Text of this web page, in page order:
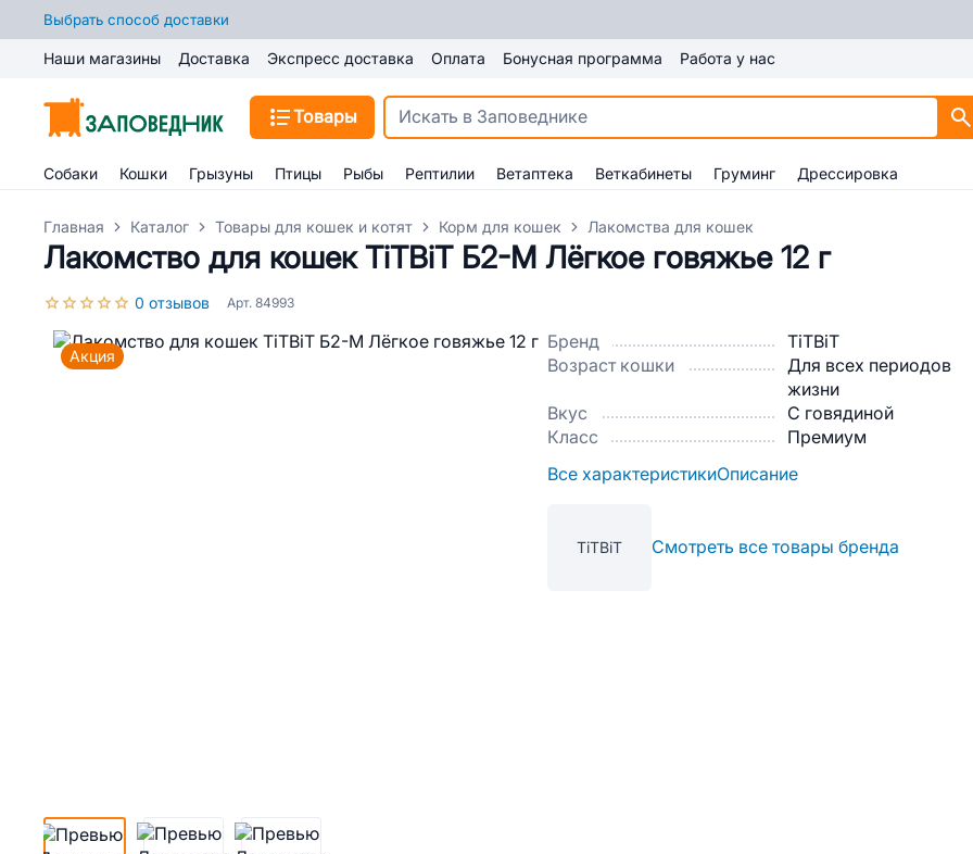
Выбрать способ доставки
Наши магазины Доставка Экспресс доставка Оплата Бонусная программа Работа у нас
Товары
Собаки Кошки Грызуны Птицы Рыбы Рептилии Ветаптека Веткабинеты Груминг Дрессировка
Главная Каталог Товары для кошек и котят Корм для кошек Лакомства для кошек
Лакомство для кошек TiTBiT Б2-М Лёгкое говяжье 12 г
0 отзывов Арт. 84993
Акция
Бренд
TiTBiT
Возраст кошки
Для всех периодов
жизни
Вкус
С говядиной
Класс
Премиум
Все характеристикиОписание
TiTBiT Смотреть все товары бренда